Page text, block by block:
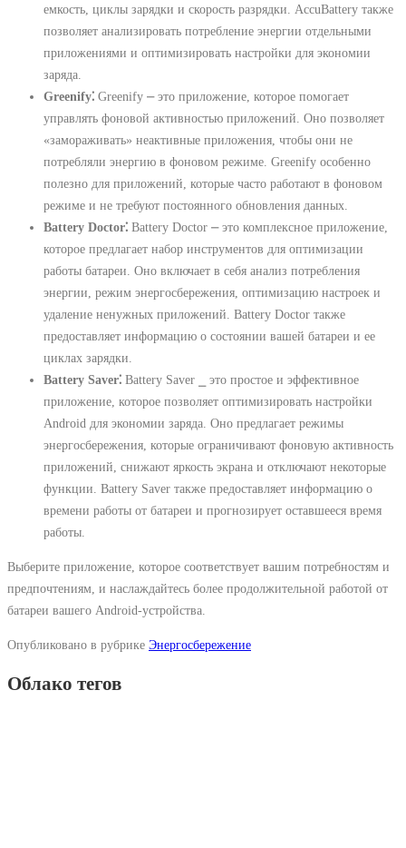
емкость, циклы зарядки и скорость разрядки. AccuBattery также
позволяет анализировать потребление энергии отдельными
приложениями и оптимизировать настройки для экономии
заряда.
Greenify⁚ Greenify ⎼ это приложение, которое помогает
управлять фоновой активностью приложений. Оно позволяет
«замораживать» неактивные приложения, чтобы они не
потребляли энергию в фоновом режиме. Greenify особенно
полезно для приложений, которые часто работают в фоновом
режиме и не требуют постоянного обновления данных.
Battery Doctor⁚ Battery Doctor ⎼ это комплексное приложение,
которое предлагает набор инструментов для оптимизации
работы батареи. Оно включает в себя анализ потребления
энергии, режим энергосбережения, оптимизацию настроек и
удаление ненужных приложений. Battery Doctor также
предоставляет информацию о состоянии вашей батареи и ее
циклах зарядки.
Battery Saver⁚ Battery Saver ⎯ это простое и эффективное
приложение, которое позволяет оптимизировать настройки
Android для экономии заряда. Оно предлагает режимы
энергосбережения, которые ограничивают фоновую активность
приложений, снижают яркость экрана и отключают некоторые
функции. Battery Saver также предоставляет информацию о
времени работы от батареи и прогнозирует оставшееся время
работы.
Выберите приложение, которое соответствует вашим потребностям и
предпочтениям, и наслаждайтесь более продолжительной работой от
батареи вашего Android-устройства.
Опубликовано в рубрике Энергосбережение
Облако тегов